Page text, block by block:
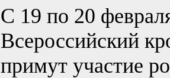
С 19 по 20
Всероссийский
примут участие